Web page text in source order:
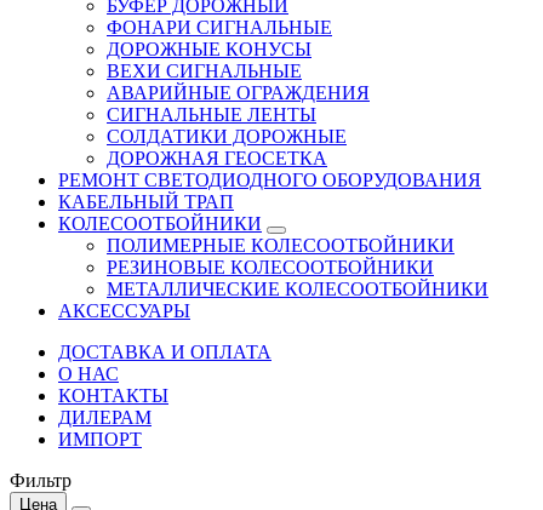
БУФЕР ДОРОЖНЫЙ
ФОНАРИ СИГНАЛЬНЫЕ
ДОРОЖНЫЕ КОНУСЫ
ВЕХИ СИГНАЛЬНЫЕ
АВАРИЙНЫЕ ОГРАЖДЕНИЯ
СИГНАЛЬНЫЕ ЛЕНТЫ
СОЛДАТИКИ ДОРОЖНЫЕ
ДОРОЖНАЯ ГЕОСЕТКА
РЕМОНТ СВЕТОДИОДНОГО ОБОРУДОВАНИЯ
КАБЕЛЬНЫЙ ТРАП
КОЛЕСООТБОЙНИКИ
ПОЛИМЕРНЫЕ КОЛЕСООТБОЙНИКИ
РЕЗИНОВЫЕ КОЛЕСООТБОЙНИКИ
МЕТАЛЛИЧЕСКИЕ КОЛЕСООТБОЙНИКИ
АКСЕССУАРЫ
ДОСТАВКА И ОПЛАТА
О НАС
КОНТАКТЫ
ДИЛЕРАМ
ИМПОРТ
Фильтр
Цена